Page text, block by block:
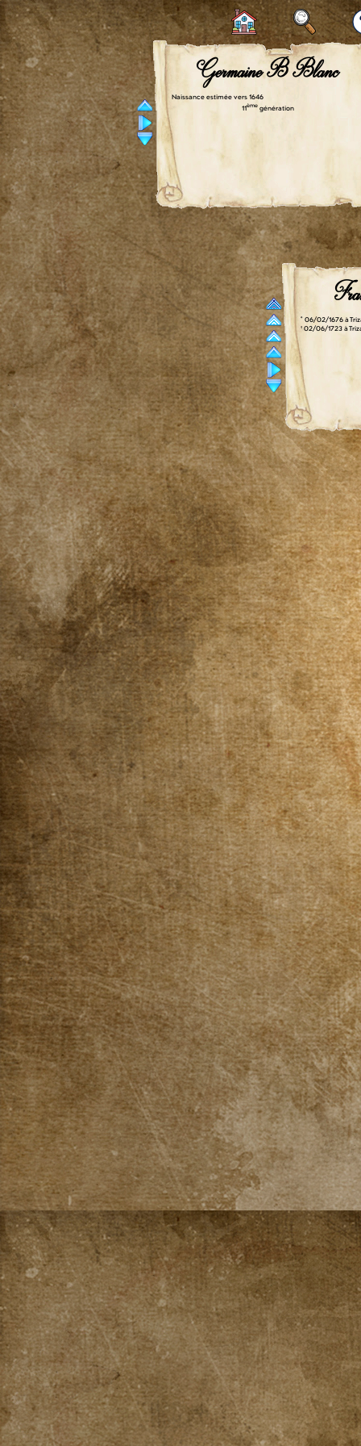
Germaine B Blanc
Naissance estimée vers 1646
11èmegénération
° 06/02/1676 à
† 02/06/1723 à